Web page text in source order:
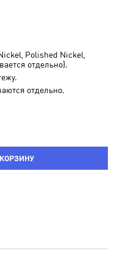
Polished Nickel,
отдельно).
отдельно.